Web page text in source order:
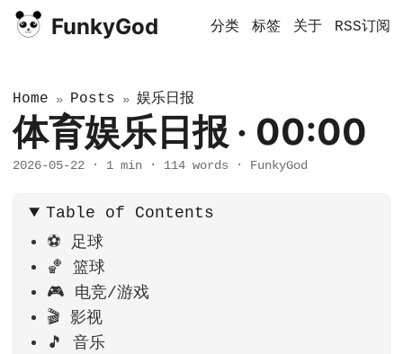
FunkyGod 分类 标签 关于 RSS订阅
Home » Posts » 娱乐日报
体育娱乐日报 · 00:00
2026-05-22 · 1 min · 114 words · FunkyGod
Table of Contents
⚽ 足球
🏀 篮球
🎮 电竞/游戏
🎬 影视
🎵 音乐